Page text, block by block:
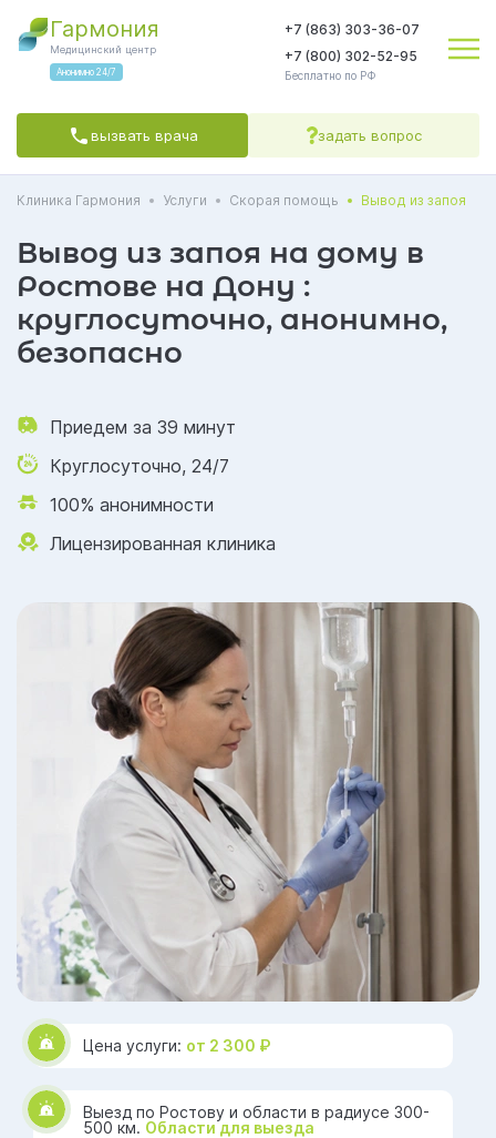
Гармония
Медицинский центр
Анонимно 24/7
+7 (863) 303-36-07
+7 (800) 302-52-95
Бесплатно по РФ
вызвать врача задать вопрос
Яндекс.Метрика
СОГЛАСЕН(А)
Клиника Гармония Услуги Скорая помощь Вывод из запоя
Цена услуги: от 2 300 ₽
Выезд по Ростову и области в радиусе 300-
500 км. Области для выезда
Вывод из запоя на дому в
Ростове на Дону :
круглосуточно, анонимно,
безопасно
Приедем за 39 минут
Круглосуточно, 24/7
100% анонимности
Лицензированная клиника